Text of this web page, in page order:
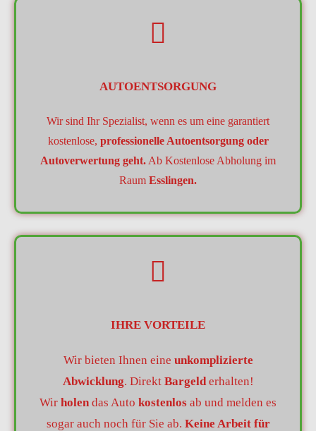
AUTOENTSORGUNG
Wir sind Ihr Spezialist, wenn es um eine garantiert
kostenlose, professionelle Autoentsorgung oder
Autoverwertung geht. Ab Kostenlose Abholung im
Raum Esslingen.
IHRE VORTEILE
Wir bieten Ihnen eine unkomplizierte
Abwicklung. Direkt Bargelderhalten!
Wir holen das Auto kostenlos ab und melden es
sogar auch noch für Sie ab. Keine Arbeit für